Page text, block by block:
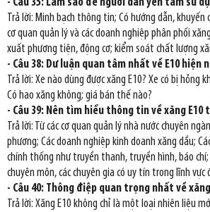
- Câu 35: Làm sao để người dân yên tâm sử
Trả lời: Minh bạch thông tin; Có hướng dẫn, khuyến
cơ quan quản lý và các doanh nghiệp phân phối
xuất phương tiện, động cơ; kiểm soát chất lượng
- Câu 38: Dư luận quan tâm nhất về E10 hiện
Trả lời: Xe nào dùng được xăng E10? Xe có bị hỏng
Có hao xăng không; giá bán thế nào?
- Câu 39: Nên tìm hiểu thông tin về xăng E10
Trả lời: Từ các cơ quan quản lý nhà nước chuyên
phương; Các doanh nghiệp kinh doanh xăng dầu;
chính thống như truyền thanh, truyền hình, báo chí;
chuyên môn, các chuyên gia có uy tín trong lĩnh vực
- Câu 40: Thông điệp quan trọng nhất về xăng
Trả lời: Xăng E10 không chỉ là một loại nhiên liệu